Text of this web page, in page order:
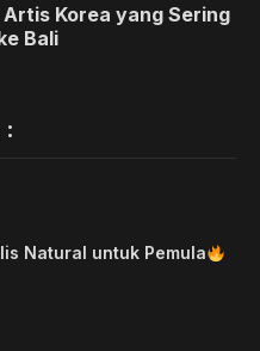
Korea yang Sering
Bali
:
Natural untuk Pemula